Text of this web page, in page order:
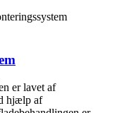
er lavet af
hjælp af